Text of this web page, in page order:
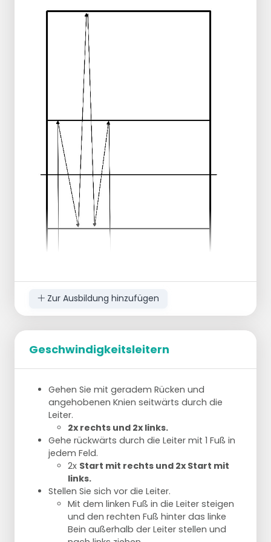
Übungen mit Speedladder
Fersen Gesäß mit Händen auf dem Gesäß.
Jeder Fuß kommt in jedes Feld. 10x
Mit dem linken Bein durch die Leiter hüpfen.
Hüpfen Sie auf dem rechten Bein durch die
Leiter. 10x
1 Bein in die Leiter und 1 Bein aus der Leiter,
hochhüpfen und äußeres Bein in die Leiter
und inneres Bein aus der Leiter. 10x
Seitliches Hinein- und Hinaushüpfen in der
Leiter. 10x
Diese Übung ist an Bedingungen geknüpft und
hoher Geschwindigkeit zu üben.
Übung:
Sprinten Sie von der hinteren Linie eines
Volleyballfeldes bis zur hinteren 3-Meter-
Linie.
Gehen Sie dann zurück zur ersten 3-Meter-
Dann sprinten Sie zur hinteren Linie und
kehren auf die gleiche Weise zurück:
Durch die am weitesten entfernte 3-
Meter-Linie,
Zur Ausbildung hinzufügen
Geschwindigkeitsleitern
Gehen Sie mit geradem Rücken und
angehobenen Knien seitwärts durch die
Leiter.
2x rechts und 2x links.
Gehe rückwärts durch die Leiter mit 1 Fuß in
jedem Feld.
2x Start mit rechts und 2x Start mit
links.
Stellen Sie sich vor die Leiter.
Mit dem linken Fuß in die Leiter steigen
und den rechten Fuß hinter das linke
Bein außerhalb der Leiter stellen und